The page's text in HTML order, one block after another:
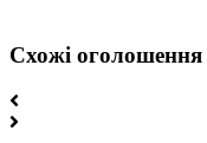
Схожі оголошення